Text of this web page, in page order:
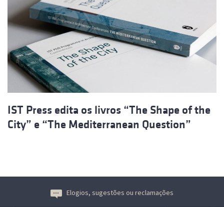
IST Press edita os livros “The Shape of the
City” e “The Mediterranean Question”
Elogios, sugestões ou reclamações